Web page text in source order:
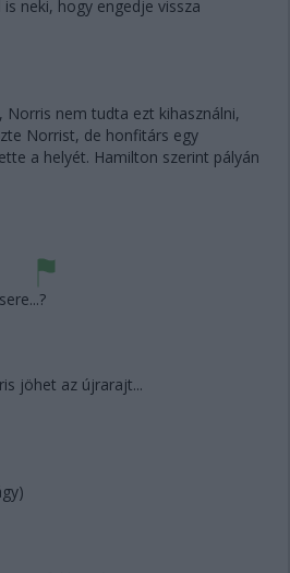
neki, hogy engedje vissza
Norris nem tudta ezt kihasználni,
Norrist, de honfitárs egy
a helyét. Hamilton szerint pályán
jöhet az újrarajt...